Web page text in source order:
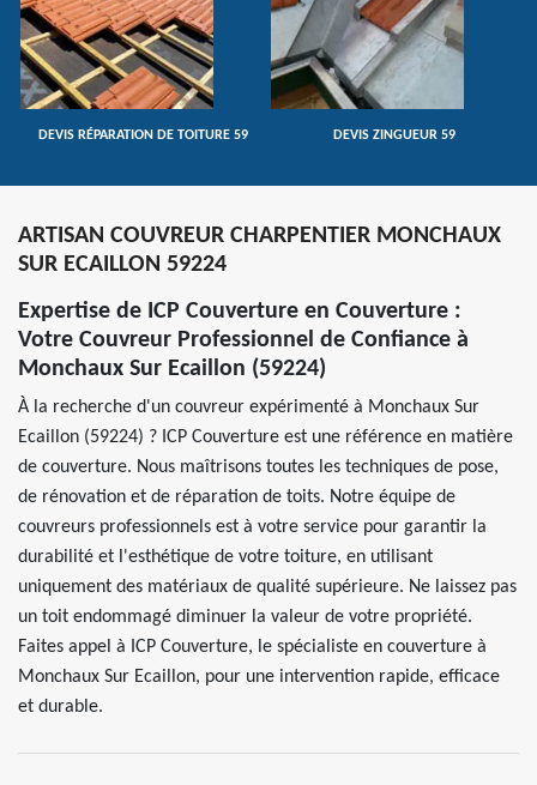
DEVIS RÉPARATION DE TOITURE 59 DEVIS ZINGUEUR 59
ARTISAN COUVREUR CHARPENTIER MONCHAUX
SUR ECAILLON 59224
Expertise de ICP Couverture en Couverture :
Votre Couvreur Professionnel de Confiance à
Monchaux Sur Ecaillon (59224)
À la recherche d'un couvreur expérimenté à Monchaux Sur
Ecaillon (59224) ? ICP Couverture est une référence en matière
de couverture. Nous maîtrisons toutes les techniques de pose,
de rénovation et de réparation de toits. Notre équipe de
couvreurs professionnels est à votre service pour garantir la
durabilité et l'esthétique de votre toiture, en utilisant
uniquement des matériaux de qualité supérieure. Ne laissez pas
un toit endommagé diminuer la valeur de votre propriété.
Faites appel à ICP Couverture, le spécialiste en couverture à
Monchaux Sur Ecaillon, pour une intervention rapide, efficace
et durable.